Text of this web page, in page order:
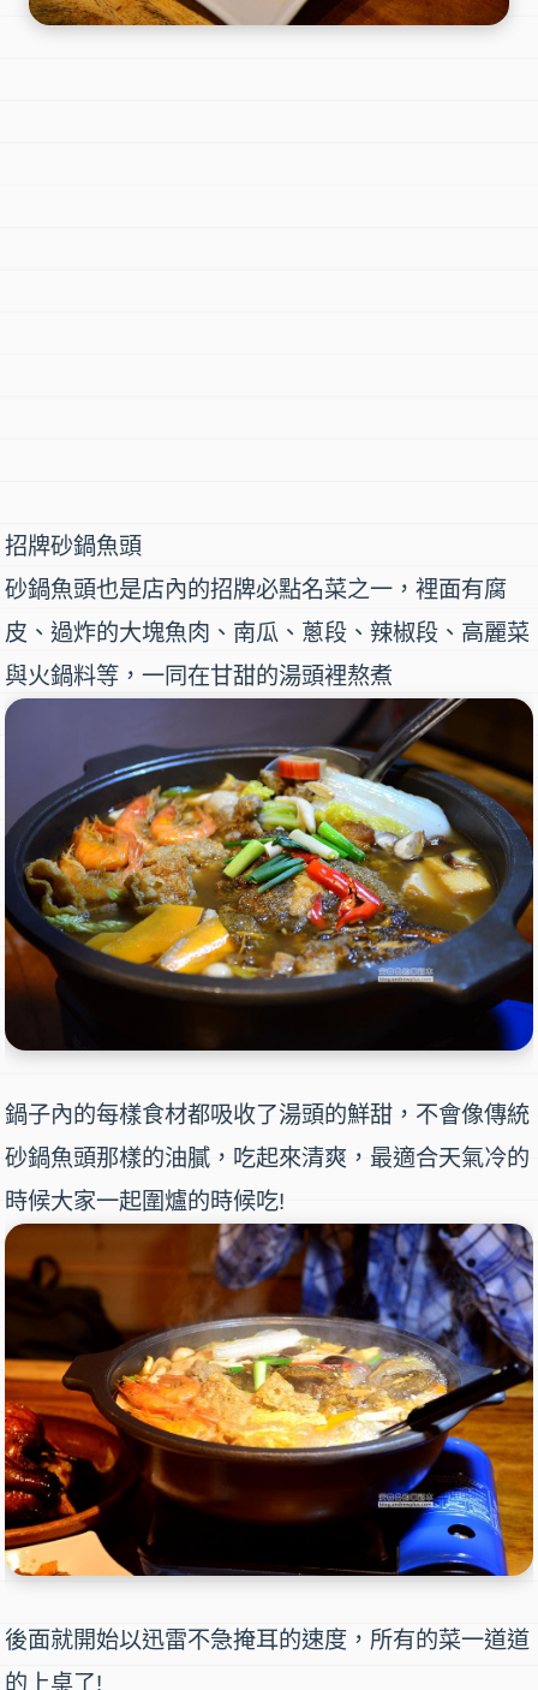
招牌砂鍋魚頭
砂鍋魚頭也是店內的招牌必點名菜之一，裡面有腐
皮、過炸的大塊魚肉、南瓜、蔥段、辣椒段、高麗菜
與火鍋料等，一同在甘甜的湯頭裡熬煮
鍋子內的每樣食材都吸收了湯頭的鮮甜，不會像傳統
砂鍋魚頭那樣的油膩，吃起來清爽，最適合天氣冷的
時候大家一起圍爐的時候吃!
後面就開始以迅雷不急掩耳的速度，所有的菜一道道
的上桌了!